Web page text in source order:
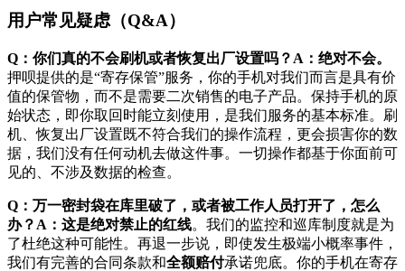
用户常见疑虑（Q&A）
Q：你们真的不会刷机或者恢复出厂设置吗？A：绝对不会。
押呗提供的是“寄存保管”服务，你的手机对我们而言是具有价
值的保管物，而不是需要二次销售的电子产品。保持手机的原
始状态，即你取回时能立刻使用，是我们服务的基本标准。刷
机、恢复出厂设置既不符合我们的操作流程，更会损害你的数
据，我们没有任何动机去做这件事。一切操作都基于你面前可
见的、不涉及数据的检查。
Q：万一密封袋在库里破了，或者被工作人员打开了，怎么
办？A：这是绝对禁止的红线。我们的监控和巡库制度就是为
了杜绝这种可能性。再退一步说，即使发生极端小概率事件，
我们有完善的合同条款和全额赔付承诺兜底。你的手机在寄存